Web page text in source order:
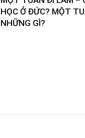
HỌC Ở ĐỨC? MỘT
NHỮNG GÌ?